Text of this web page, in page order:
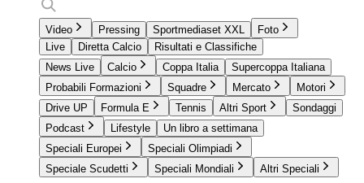
Video Pressing Sportmediaset XXL
Foto
Live
Diretta Calcio
Risultati e Classifiche
News Live
Calcio Coppa Italia
Supercoppa Italiana
Probabili Formazioni
Squadre Mercato
Motori
Drive UP
Formula E Tennis Altri Sport
Sondaggi
Podcast
Lifestyle
Un libro a settimana
Speciali Europei
Speciali Olimpiadi
Speciale Scudetti
Speciali Mondiali Altri Speciali